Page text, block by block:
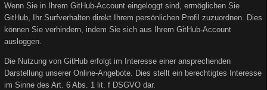
Wenn Sie in Ihrem GitHub-Account eingeloggt sind, ermöglichen Sie
GitHub, Ihr Surfverhalten direkt Ihrem persönlichen Profil zuzuordnen. Dies
können Sie verhindern, indem Sie sich aus Ihrem GitHub-Account
ausloggen.
Die Nutzung von GitHub erfolgt im Interesse einer ansprechenden
Darstellung unserer Online-Angebote. Dies stellt ein berechtigtes Interesse
im Sinne des Art. 6 Abs. 1 lit. f DSGVO dar.